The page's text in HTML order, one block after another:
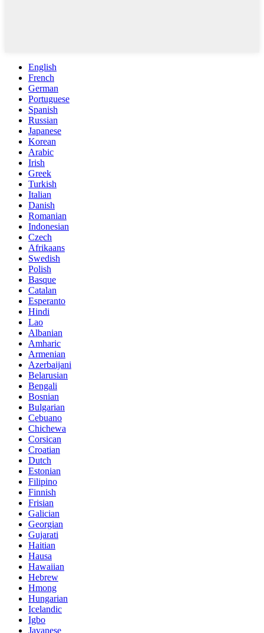
English
French
German
Portuguese
Spanish
Russian
Japanese
Korean
Arabic
Irish
Greek
Turkish
Italian
Danish
Romanian
Indonesian
Czech
Afrikaans
Swedish
Polish
Basque
Catalan
Esperanto
Hindi
Lao
Albanian
Amharic
Armenian
Azerbaijani
Belarusian
Bengali
Bosnian
Bulgarian
Cebuano
Chichewa
Corsican
Croatian
Dutch
Estonian
Filipino
Finnish
Frisian
Galician
Georgian
Gujarati
Haitian
Hausa
Hawaiian
Hebrew
Hmong
Hungarian
Icelandic
Igbo
Javanese